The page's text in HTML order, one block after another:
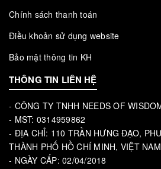
Chính sách thanh toán
Điều khoản sử dụng website
Bảo mật thông tin KH
THÔNG TIN LIÊN HỆ
- CÔNG TY TNHH NEEDS OF
- MST: 0314959862
- ĐỊA CHỈ: 110 TRẦN HƯNG ĐẠO,
THÀNH PHỐ HỒ CHÍ MINH, VIỆT NAM
- NGÀY CẤP: 02/04/2018